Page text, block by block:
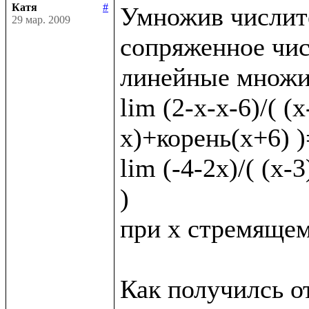
Катя
#
29 мар. 2009
Умножив
сопряженное
линейные
lim (2-x-x-6)/(
x)+корень(x+6)
lim (-4-2x)/( (x-
)
при x